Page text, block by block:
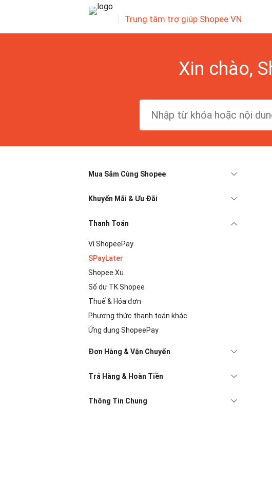
Trung tâm trợ giúp Shopee VN
Xin chào,
Mua Sắm Cùng Shopee
Khuyến Mãi & Ưu Đãi
Thanh Toán
Ví ShopeePay
SPayLater
Shopee Xu
Số dư TK Shopee
Thuế & Hóa đơn
Phương thức thanh toán khác
Ứng dụng ShopeePay
Đơn Hàng & Vận Chuyển
Trả Hàng & Hoàn Tiền
Thông Tin Chung